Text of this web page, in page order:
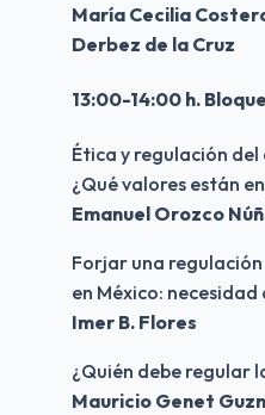
María Cecilia
Derbez de la Cruz
13:00-14:00 h.
Ética y regulación del
¿Qué valores están
Emanuel Orozco
Forjar una
en México:
Imer B. Flores
¿Quién debe regular
Mauricio Genet